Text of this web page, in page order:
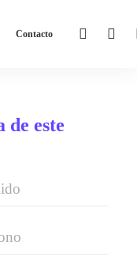
Contacto
de este